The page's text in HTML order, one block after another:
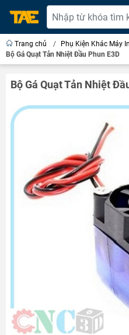
Trang chủ / Phụ Kiện Khác Máy
Bộ Gá Quạt Tản Nhiệt Đầu Phun E3D
Bộ Gá Quạt Tản Nhiệt